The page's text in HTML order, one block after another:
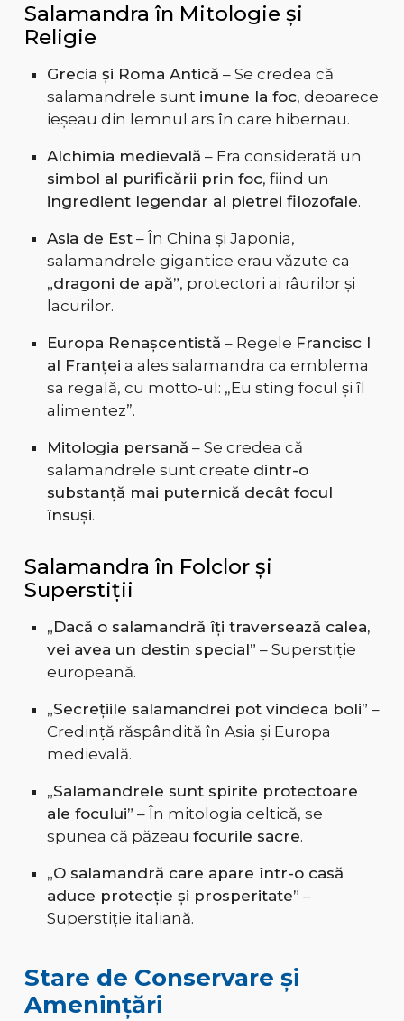
Salamandra în Mitologie și
Religie
Grecia și Roma Antică – Se credea că
salamandrele sunt imune la foc, deoarece
ieșeau din lemnul ars în care hibernau.
Alchimia medievală – Era considerată un
simbol al purificării prin foc, fiind un
ingredient legendar al pietrei filozofale.
Asia de Est– În China și Japonia,
salamandrele gigantice erau văzute ca
„dragoni de apă”, protectori ai râurilor și
lacurilor.
Europa Renașcentistă – Regele Francisc I
al Franței a ales salamandra ca emblema
sa regală, cu motto-ul: „Eu sting focul și îl
alimentez”.
Mitologia persană – Se credea că
salamandrele sunt create dintr-o
substanță mai puternică decât focul
însuși.
Salamandra în Folclor și
Superstiții
„Dacă o salamandră îți traversează calea,
vei avea un destin special” – Superstiție
europeană.
„Secrețiile salamandrei pot vindeca boli” –
Credință răspândită în Asia și Europa
medievală.
„Salamandrele sunt spirite protectoare
ale focului” – În mitologia celtică, se
spunea că păzeau focurile sacre.
„O salamandră care apare într-o casă
aduce protecție și prosperitate” –
Superstiție italiană.
Stare de Conservare și
Amenințări